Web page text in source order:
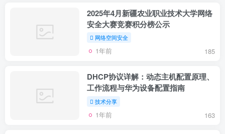
2025年4月新疆农业职业技术大学网络
安全大赛竞赛积分榜公示
网络空间安全
1年前 185
DHCP协议详解：动态主机配置原理、
工作流程与华为设备配置指南
技术分享
1年前 163